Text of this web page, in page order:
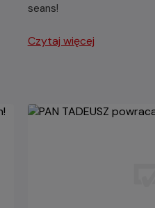
seans!
Czytaj więcej